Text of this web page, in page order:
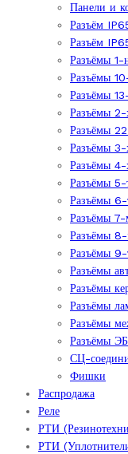
Панели и
Разъём
Разъём
Разъёмы 1-
Разъёмы
Разъёмы
Разъёмы 2-
Разъёмы
Разъёмы 3-
Разъёмы 4-
Разъёмы 5-
Разъёмы 6-
Разъёмы 7-
Разъёмы 8-
Разъёмы 9-
Разъёмы
Разъёмы
Разъёмы
Разъёмы
Разъёмы
СЦ-
Фишки
Распродажа
Реле
РТИ
РТИ